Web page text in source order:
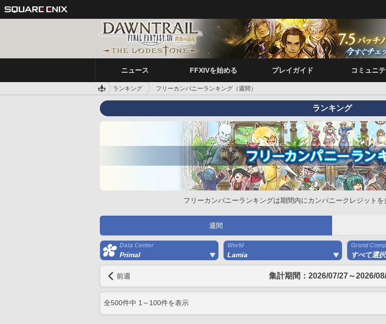
ニュース FFXIVを始める プレイガイド コミュニ
ランキング フリーカンパニーランキング（週間）
ランキング
フリーカンパニーランキングは期間内にカンパニークレジットを
週間
Data Center
Primal
World
Lamia
Grand
すべて選択
前週 集計期間：2026/07/27～2026/
全500件中 1 ～ 100件を表示